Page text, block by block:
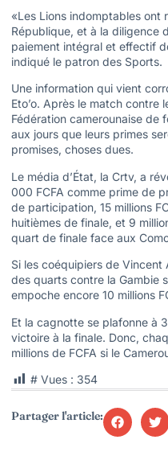
«Les Lions indomptables ont
République, et à la diligence
paiement intégral et effectif
indiqué le patron des Sports.
Une information qui vient
Eto’o. Après le match contre
Fédération camerounaise de
aux jours que leurs primes
promises, choses dues.
Le média d’État, la Crtv, a
000 FCFA comme prime de
de participation, 15 millions
huitièmes de finale, et 9
quart de finale face aux
Si les coéquipiers de
des quarts contre la Gambie
empoche encore 10 millions
Et la cagnotte se plafonne à
victoire à la finale. Donc,
millions de FCFA si le
# Vues : 354
Partager l'article: